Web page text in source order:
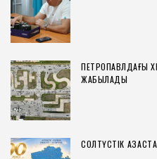
ПЕТРОПАВЛДАҒЫ
ЖАБЫЛАДЫ
СОЛТҮСТІК